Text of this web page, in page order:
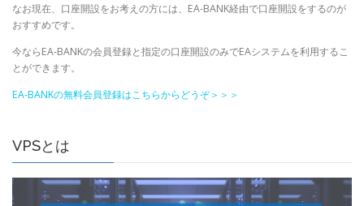
なお現在、口座開設をお考えの方には、EA-BANK経由で口座開設をするのが
おすすめです。
今ならEA-BANKの会員登録と指定の口座開設のみでEAシステムを利用するこ
とができます。
EA-BANKの無料会員登録はこちらからどうぞ＞＞＞
VPSとは